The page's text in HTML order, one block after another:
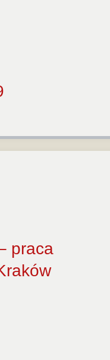
praca